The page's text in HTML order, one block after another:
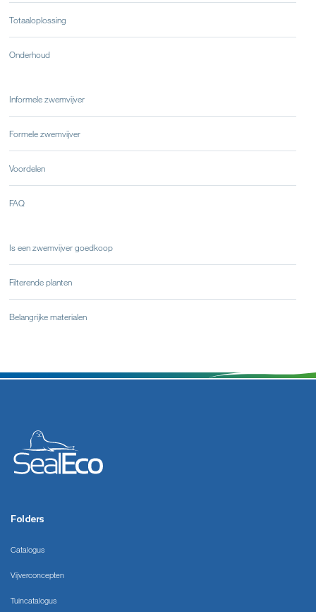
Totaaloplossing
Onderhoud
Informele zwemvijver
Formele zwemvijver
Voordelen
FAQ
Is een zwemvijver goedkoop
Filterende planten
Belangrijke materialen
Folders
Catalogus
Vijverconcepten
Tuincatalogus